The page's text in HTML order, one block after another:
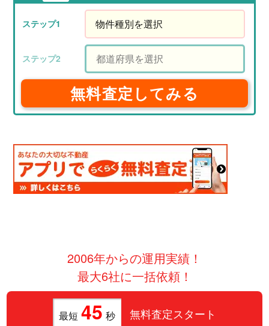
無料査定してみる
2006年からの運用実績！
最大6社に一括依頼！
最短 45 秒 無料査定スタート